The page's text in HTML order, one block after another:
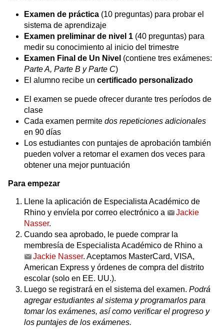
Examen de práctica (10 preguntas) para probar el
sistema de aprendizaje
Examen preliminar de nivel 1 (40 preguntas) para
medir su conocimiento al inicio del trimestre
Examen Final de Un Nivel (contiene tres exámenes:
Parte A, Parte B y Parte C)
El alumno recibe un certificado personalizado
El examen se puede ofrecer durante tres períodos de
clase
Cada examen permite dos repeticiones adicionales
en 90 días
Los estudiantes con puntajes de aprobación también
pueden volver a retomar el examen dos veces para
obtener una mejor puntuación
Para empezar
Llene la aplicación de Especialista Académico de
Rhino y envíela por correo electrónico a
Jackie
Nasser.
Cuando sea aprobado, le puede comprar la
membresía de Especialista Académico de Rhino a
Jackie Nasser. Aceptamos MasterCard, VISA,
American Express y órdenes de compra del distrito
escolar (solo en EE. UU.).
Luego se registrará en el sistema del examen. Podrá
agregar estudiantes al sistema y programarlos para
tomar los exámenes, así como verificar el progreso y
los puntajes de los exámenes.